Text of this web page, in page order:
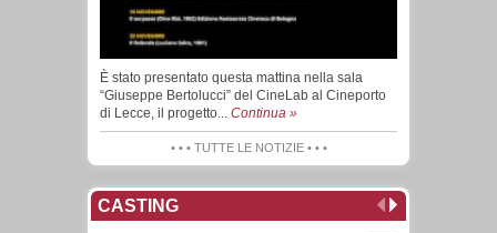
È stato presentato questa mattina nella sala
“Giuseppe Bertolucci” del CineLab al Cineporto
di Lecce, il progetto... Continua »
• • • TUTTE LE NOTIZIE • • •
CASTING